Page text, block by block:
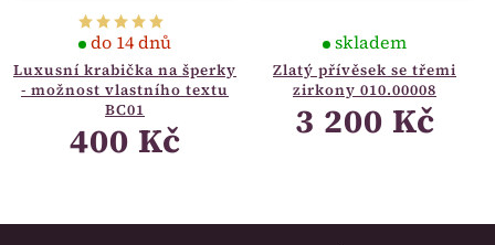
Luxusní krabička na šperky
- možnost vlastního textu
BC01
do 14 dnů
400 Kč
Zlatý přívěsek se třemi
zirkony 010.00008
skladem
3 200 Kč